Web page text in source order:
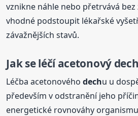
vznikne náhle nebo přetrvává bez
vhodné podstoupit lékařské
závažnějších stavů.
Jak se léčí acetonový dech
Léčba acetonovéhodechu u
především v odstranění jeho
energetické rovnováhy